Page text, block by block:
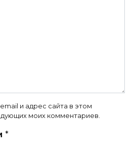
и адрес сайта в этом
моих комментариев.
*